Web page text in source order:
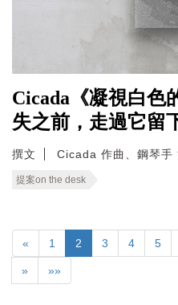
Cicada《凝視白
失之前，走過它留
撰文 Cicada 作曲、鋼琴手
提案on the desk
« 1 2 3 4 5
» »»